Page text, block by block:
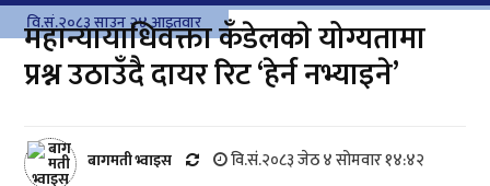
वि.सं.२०८३ साउन २४ आइतवार
महान्यायाधिवक्ता कँडेलकाे योग्यतामा
प्रश्न उठाउँदै दायर रिट ‘हेर्न नभ्याइने’
बागमती भ्वाइस वि.सं.२०८३ जेठ ४ सोमवार १४:४२